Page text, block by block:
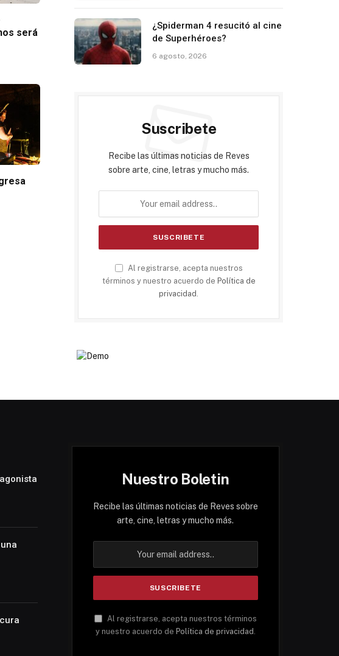
será
¿Spiderman 4 resucitó al cine
de Superhéroes?
6 agosto, 2026
Suscribete
Recibe las últimas noticias de Reves
sobre arte, cine, letras y mucho más.
Al registrarse, acepta nuestros
términos y nuestro acuerdo de Política de
privacidad
Nuestro Boletin
Recibe las últimas noticias de Reves sobre
arte, cine, letras y mucho más.
Al registrarse, acepta nuestros términos
y nuestro acuerdo de Política de privacidad